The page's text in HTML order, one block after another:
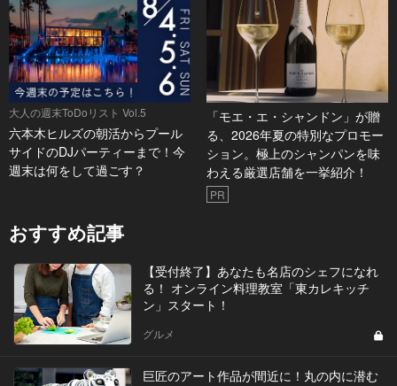
大人の週末ToDoリスト Vol.5
六本木ヒルズの朝活からプール
サイドのDJパーティーまで！今
週末は何をして過ごす？
「モエ・エ・シャンドン」が贈
る、2026年夏の特別なプロモー
ション。極上のシャンパンを味
わえる厳選店舗を一挙紹介！
PR
おすすめ記事
【受付終了】あなたも名店のシェフになれ
る！ オンライン料理教室「東カレキッチ
ン」スタート！
グルメ
巨匠のアート作品が間近に！丸の内に潜む